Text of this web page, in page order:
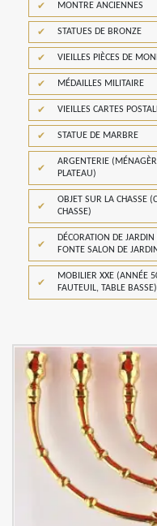
MONTRE ANCIENNES
STATUES DE BRONZE
VIEILLES PIÈCES DE
MÉDAILLES MILITAIRE
VIEILLES CARTES
STATUE DE MARBRE
ARGENTERIE
PLATEAU)
OBJET SUR LA CHASSE
CHASSE)
DÉCORATION DE
FONTE SALON DE
MOBILIER XXE (ANNÉE
FAUTEUIL, TABLE BASSE)